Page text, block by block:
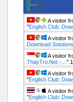
A visitor
"English Club:
A visitor
Download
A visitor
ThayTro.Net -… "
A visitor
"English Club:
A visitor
"English Club: